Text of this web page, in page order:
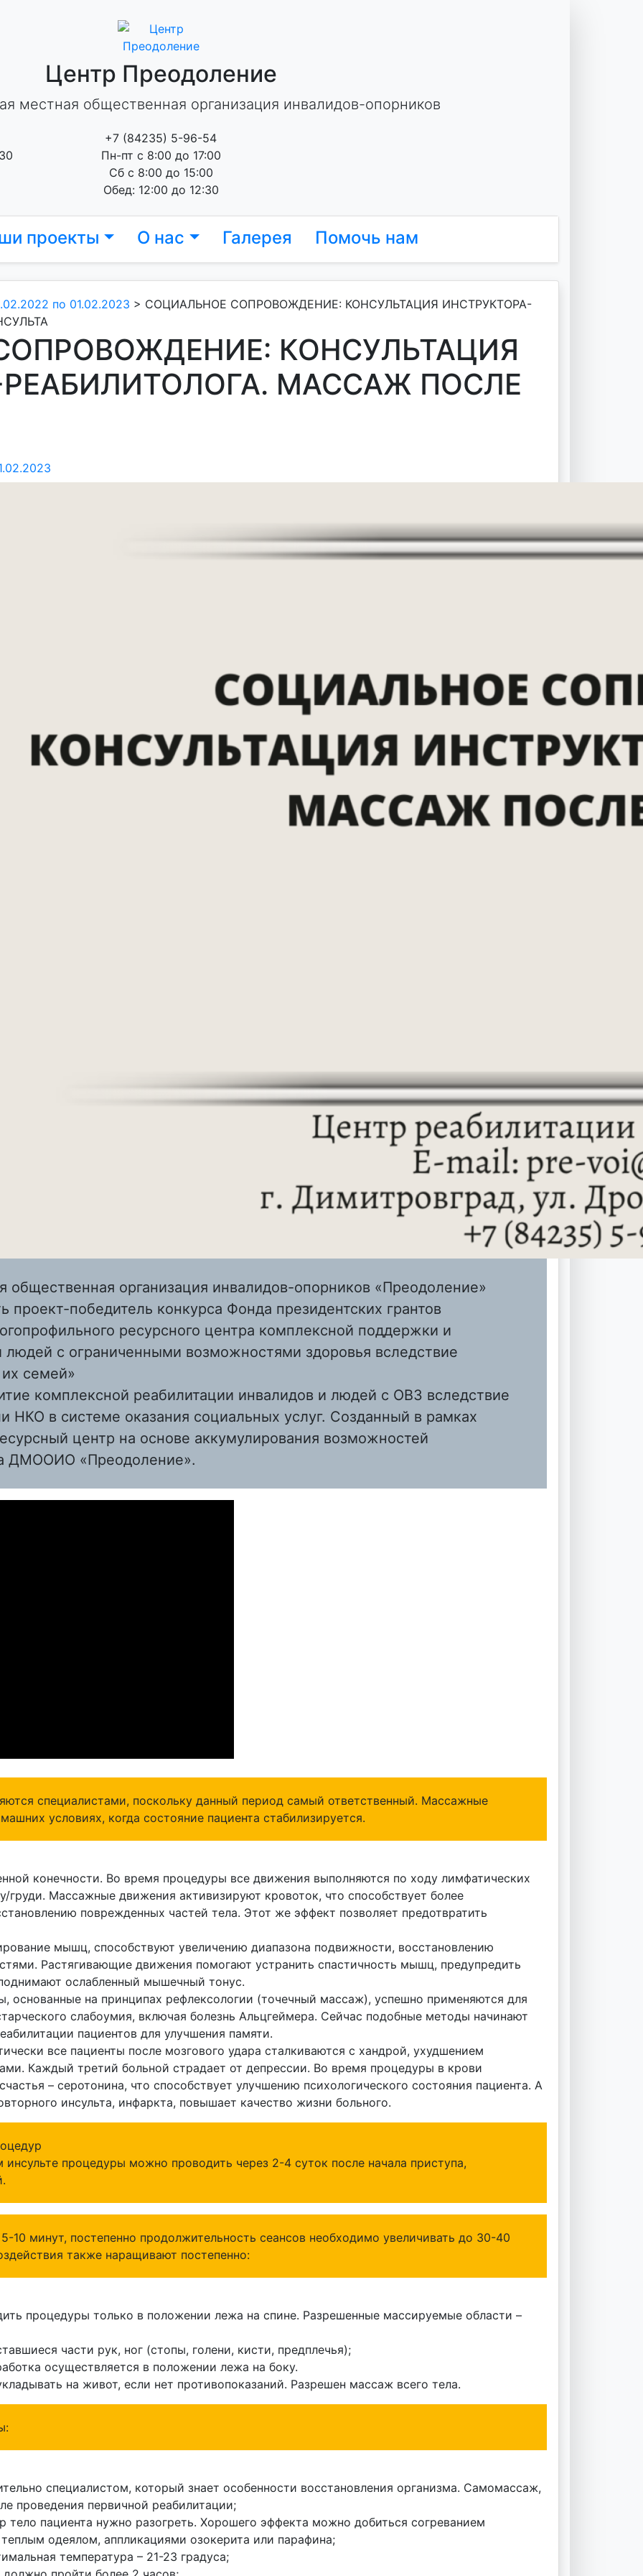
Центр Преодоление
местная общественная организация инвалидов-опорников
+7 (84235) 5-96-54
Пн-пт с 8:00 до 17:00
Сб с 8:00 до 15:00
Обед: 12:00 до 12:30
проекты О нас Галерея Помочь нам
по 01.02.2023 > СОЦИАЛЬНОЕ СОПРОВОЖДЕНИЕ: КОНСУЛЬТАЦИЯ ИНСТРУКТОРА-
КОНСУЛЬТАЦИЯ
МАССАЖ ПОСЛЕ
общественная организация инвалидов-опорников «Преодоление»
проект-победитель конкурса Фонда президентских грантов
ресурсного центра комплексной поддержки и
людей с ограниченными возможностями здоровья вследствие
семей»
комплексной реабилитации инвалидов и людей с ОВЗ вследствие
НКО в системе оказания социальных услуг. Созданный в рамках
центр на основе аккумулирования возможностей
ДМООИО «Преодоление».
специалистами, поскольку данный период самый ответственный. Массажные
условиях, когда состояние пациента стабилизируется.
конечности. Во время процедуры все движения выполняются по ходу лимфатических
груди. Массажные движения активизируют кровоток, что способствует более
поврежденных частей тела. Этот же эффект позволяет предотвратить
мышц, способствуют увеличению диапазона подвижности, восстановлению
Растягивающие движения помогают устранить спастичность мышц, предупредить
ослабленный мышечный тонус.
основанные на принципах рефлексологии (точечный массаж), успешно применяются для
слабоумия, включая болезнь Альцгеймера. Сейчас подобные методы начинают
пациентов для улучшения памяти.
все пациенты после мозгового удара сталкиваются с хандрой, ухудшением
Каждый третий больной страдает от депрессии. Во время процедуры в крови
– серотонина, что способствует улучшению психологического состояния пациента. А
инсульта, инфаркта, повышает качество жизни больного.
процедуры можно проводить через 2-4 суток после начала приступа,
10 минут, постепенно продолжительность сеансов необходимо увеличивать до 30-40
также наращивают постепенно:
процедуры только в положении лежа на спине. Разрешенные массируемые области –
части рук, ног (стопы, голени, кисти, предплечья);
осуществляется в положении лежа на боку.
на живот, если нет противопоказаний. Разрешен массаж всего тела.
специалистом, который знает особенности восстановления организма. Самомассаж,
проведения первичной реабилитации;
тело пациента нужно разогреть. Хорошего эффекта можно добиться согреванием
одеялом, аппликациями озокерита или парафина;
температура – 21-23 градуса;